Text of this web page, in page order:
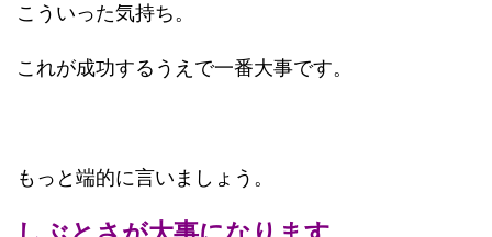
こういった気持ち。
これが成功するうえで一番大事です。
もっと端的に言いましょう。